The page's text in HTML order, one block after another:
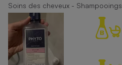
Soins des cheveux - Shampooings